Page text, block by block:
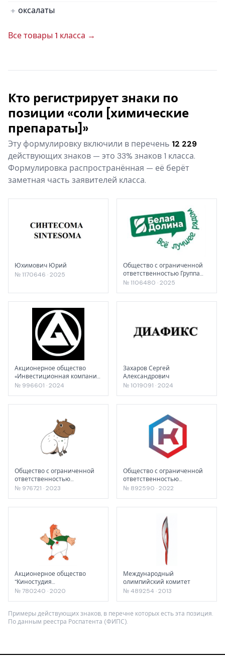
оксалаты
Все товары 1 класса →
Кто регистрирует знаки по
позиции «соли [химические
препараты]»
Эту формулировку включили в перечень 12 229
действующих знаков — это 33% знаков 1 класса.
Формулировка распространённая — её берёт
заметная часть заявителей класса.
Юхимович Юрий
№ 1170646 · 2025
Общество с ограниченной
ответственностью Группа
Компаний "Белая Долина"
№ 1106480 · 2025
Акционерное общество
«Инвестиционная компания
Альянс Капитал»
№ 996601 · 2024
Захаров Сергей
Александрович
№ 1019091 · 2024
Общество с ограниченной
ответственностью
"Капифреш"
№ 976721 · 2023
Общество с ограниченной
ответственностью
"Производственная
№ 892590 · 2022
Акционерное общество
"Киностудия
"Союзмультфильм"
№ 780240 · 2020
Международный
олимпийский комитет
№ 489254 · 2013
Примеры действующих знаков, в перечне которых есть эта позиция.
По данным реестра Роспатента (ФИПС).